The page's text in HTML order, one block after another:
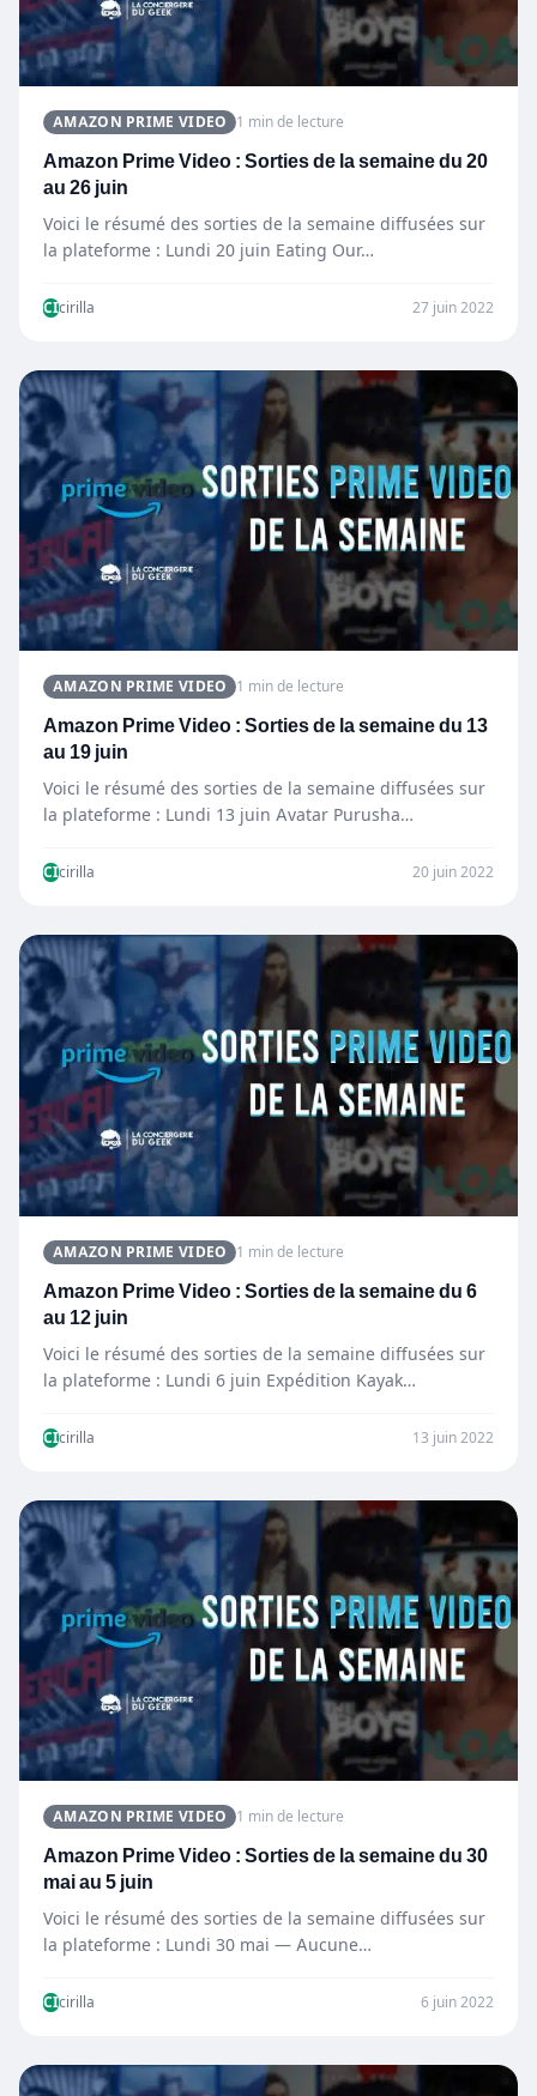
AMAZON PRIME VIDEO 1 min de lecture
Amazon Prime Video : Sorties de la semaine du 20
au 26 juin
Voici le résumé des sorties de la semaine diffusées sur
la plateforme : Lundi 20 juin Eating Our…
CIcirilla 27 juin 2022
AMAZON PRIME VIDEO 1 min de lecture
Amazon Prime Video : Sorties de la semaine du 13
au 19 juin
Voici le résumé des sorties de la semaine diffusées sur
la plateforme : Lundi 13 juin Avatar Purusha…
CIcirilla 20 juin 2022
AMAZON PRIME VIDEO 1 min de lecture
Amazon Prime Video : Sorties de la semaine du 6
au 12 juin
Voici le résumé des sorties de la semaine diffusées sur
la plateforme : Lundi 6 juin Expédition Kayak…
CIcirilla 13 juin 2022
AMAZON PRIME VIDEO 1 min de lecture
Amazon Prime Video : Sorties de la semaine du 30
mai au 5 juin
Voici le résumé des sorties de la semaine diffusées sur
la plateforme : Lundi 30 mai — Aucune…
CIcirilla 6 juin 2022